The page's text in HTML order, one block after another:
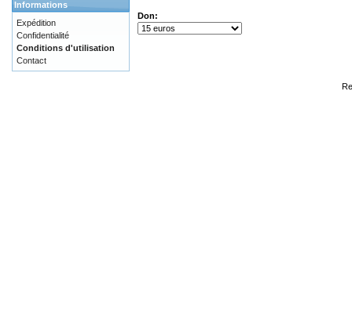
Don:
Informations
Expédition
Confidentialité
Conditions d'utilisation
Contact